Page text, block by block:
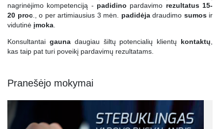
nagrinėjimo kompetenciją - padidino pardavimo rezultatus 15-
20 proc., o per artimiausius 3 mėn. padidėjadraudimo sumosir
vidutinė įmoka
Konsultantai gauna daugiau šiltų potencialių klientų kontaktų
kas taip pat turi poveikį pardavimų rezultatams.
Pranešėjo mokymai